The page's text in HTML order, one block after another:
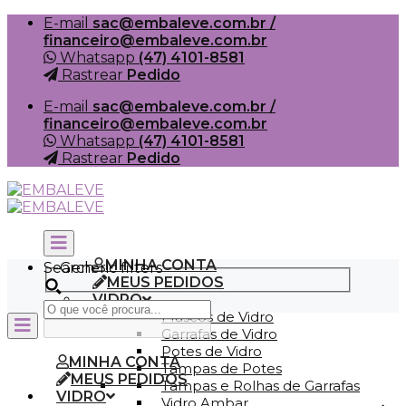
Skip
content
E-mail sac@embaleve.com.br /
financeiro@embaleve.com.br
Whatsapp (47) 4101-8581
Rastrear Pedido
E-mail sac@embaleve.com.br /
financeiro@embaleve.com.br
Whatsapp (47) 4101-8581
Rastrear Pedido
MINHA CONTA
MEUS PEDIDOS
VIDRO
Frascos de Vidro
Garrafas de Vidro
Potes de Vidro
Tampas de Potes
Tampas e Rolhas de Garrafas
Search
Generic filters
MINHA CONTA
MEUS PEDIDOS
VIDRO